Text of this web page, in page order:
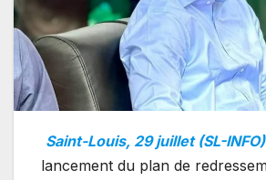
Saint-Louis, 29 juillet (SL-
lancement du plan de